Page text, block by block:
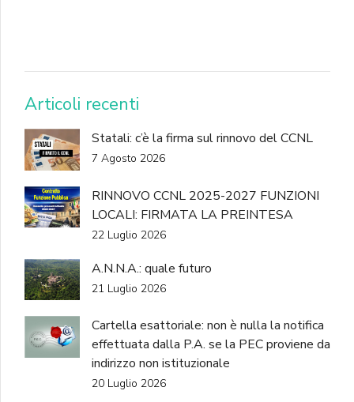
DONA
Articoli recenti
Statali: c’è la firma sul rinnovo del CCNL
7 Agosto 2026
RINNOVO CCNL 2025-2027 FUNZIONI
LOCALI: FIRMATA LA PREINTESA
22 Luglio 2026
A.N.N.A.: quale futuro
21 Luglio 2026
Cartella esattoriale: non è nulla la notifica
effettuata dalla P.A. se la PEC proviene da
indirizzo non istituzionale
20 Luglio 2026